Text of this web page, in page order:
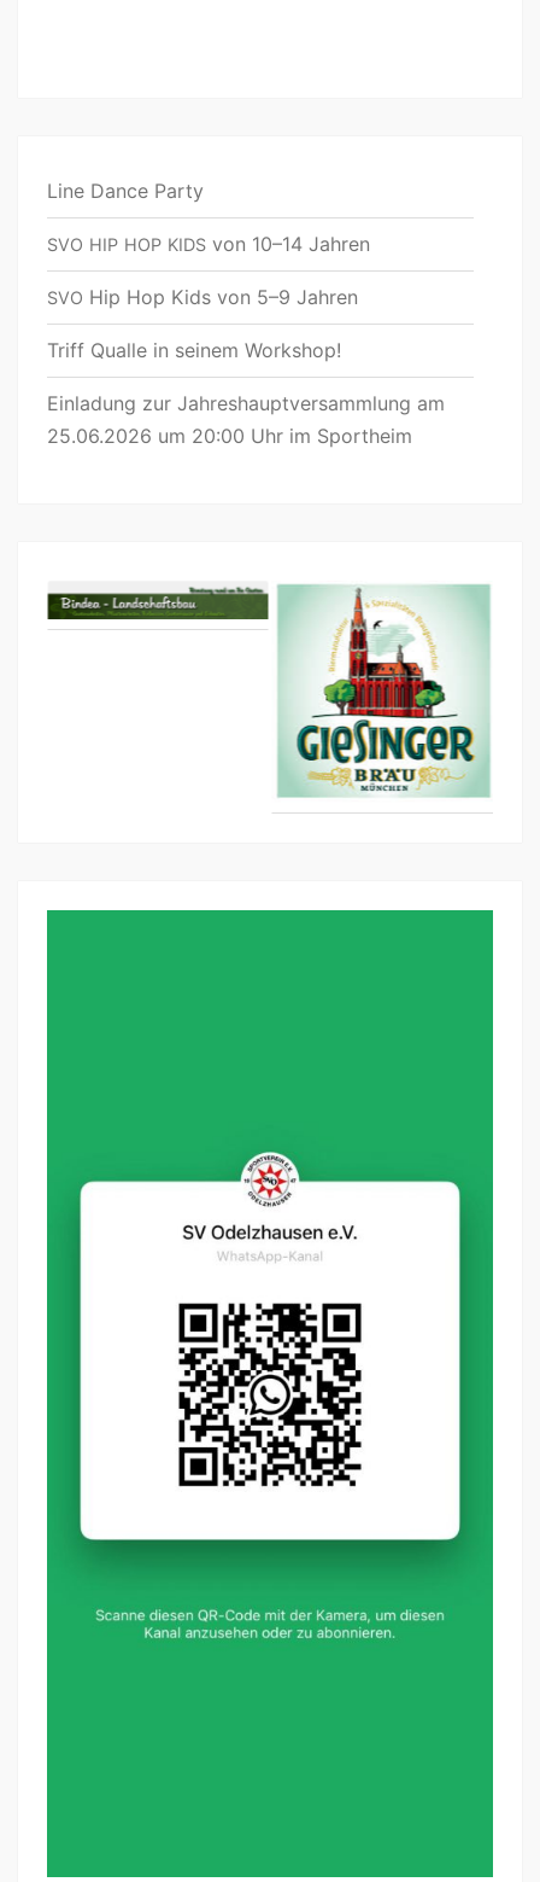
Line Dance Party
SVO HIP HOP KIDS von 10–14 Jahren
SVO Hip Hop Kids von 5–9 Jahren
Triff Qualle in seinem Workshop!
Einladung zur Jahreshauptversammlung am
25.06.2026 um 20:00 Uhr im Sportheim